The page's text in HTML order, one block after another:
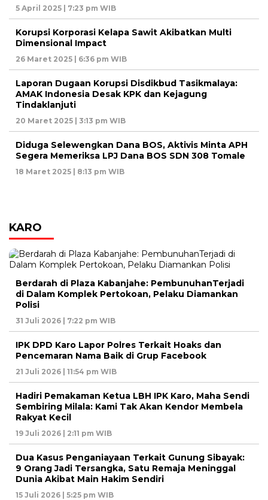
5 April 2025 | 7:23 pm WIB
Korupsi Korporasi Kelapa Sawit Akibatkan Multi
Dimensional Impact
26 Maret 2025 | 6:36 pm WIB
Laporan Dugaan Korupsi Disdikbud Tasikmalaya:
AMAK Indonesia Desak KPK dan Kejagung
Tindaklanjuti
20 Maret 2025 | 3:13 pm WIB
Diduga Selewengkan Dana BOS, Aktivis Minta APH
Segera Memeriksa LPJ Dana BOS SDN 308 Tomale
18 Maret 2025 | 8:13 pm WIB
KARO
Berdarah di Plaza Kabanjahe: PembunuhanTerjadi
di Dalam Komplek Pertokoan, Pelaku Diamankan
Polisi
31 Juli 2026 | 7:22 pm WIB
IPK DPD Karo Lapor Polres Terkait Hoaks dan
Pencemaran Nama Baik di Grup Facebook
21 Juli 2026 | 11:54 pm WIB
Hadiri Pemakaman Ketua LBH IPK Karo, Maha Sendi
Sembiring Milala: Kami Tak Akan Kendor Membela
Rakyat Kecil
19 Juli 2026 | 2:11 pm WIB
Dua Kasus Penganiayaan Terkait Gunung Sibayak:
9 Orang Jadi Tersangka, Satu Remaja Meninggal
Dunia Akibat Main Hakim Sendiri
15 Juli 2026 | 5:25 pm WIB